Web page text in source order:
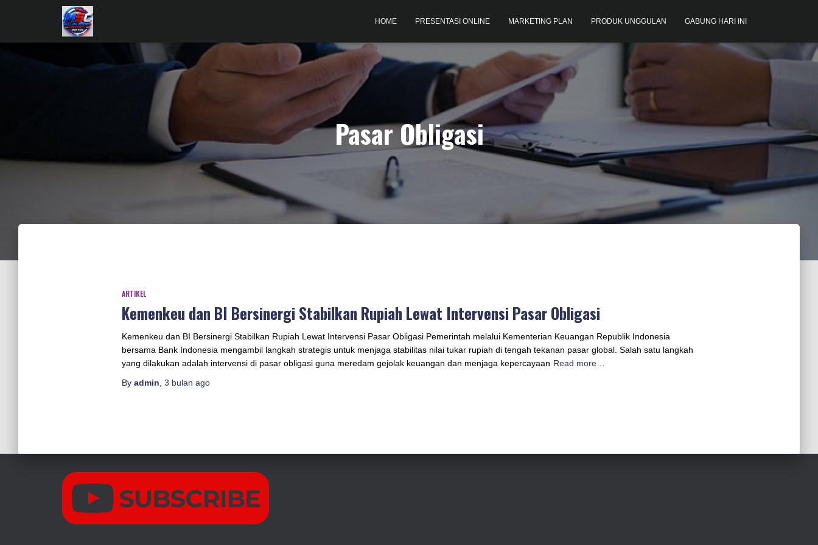
HOME PRESENTASI ONLINE MARKETING PLAN PRODUK UNGGULAN GABUNG HARI INI
Pasar Obligasi
ARTIKEL
Kemenkeu dan BI Bersinergi Stabilkan Rupiah Lewat Intervensi Pasar Obligasi
Kemenkeu dan BI Bersinergi Stabilkan Rupiah Lewat Intervensi Pasar Obligasi Pemerintah melalui Kementerian Keuangan Republik Indonesia
bersama Bank Indonesia mengambil langkah strategis untuk menjaga stabilitas nilai tukar rupiah di tengah tekanan pasar global. Salah satu langkah
yang dilakukan adalah intervensi di pasar obligasi guna meredam gejolak keuangan dan menjaga kepercayaan Read more…
By admin 3 bulan ago